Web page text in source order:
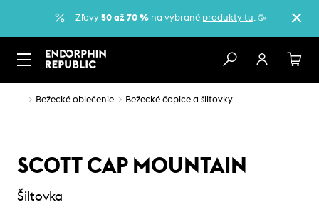
Zľavy 50 až 70 %na vybrané produkty tu. 🥳
… Bežecké oblečenie Bežecké čapice a šiltovky
SCOTT CAP MOUNTAIN
Šiltovka